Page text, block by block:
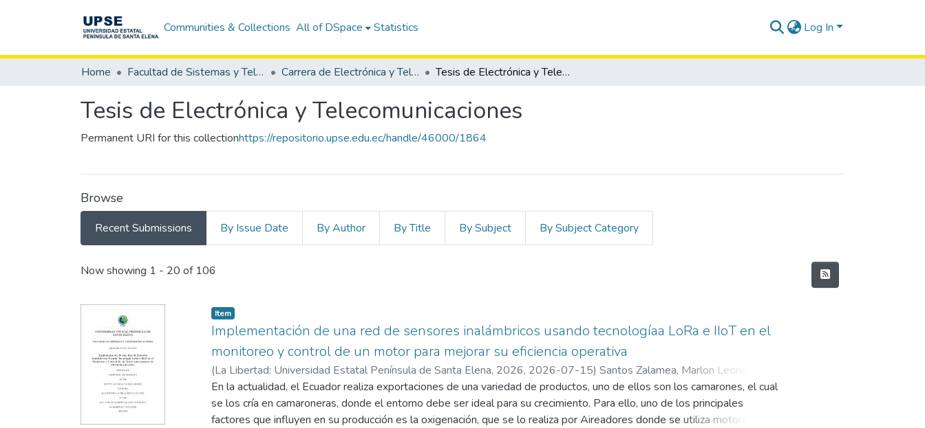
Communities & Collections All of DSpace Statistics Log In
Home Facultad de Sistemas y Telecomunicaciones Carrera de Electrónica y Telecomunicaciones Tesis de Electrónica y Telecomunicaciones
Tesis de Electrónica y Telecomunicaciones
Permanent URI for this collectionhttps://repositorio.upse.edu.ec/handle/46000/1864
Browse
Recent Submissions By Issue Date By Author By Title By Subject By Subject Category
Recent Submissions
Now showing 1 - 20 of 106
Item
Implementación de una red de sensores inalámbricos usando tecnologíaa LoRa e IIoT en el
monitoreo y control de un motor para mejorar su eficiencia operativa
(La Libertad: Universidad Estatal Península de Santa Elena, 2026, 2026-07-15) Santos Zalamea, Marlon Leonel
Saldaña Enderica, Carlos Alberto
En la actualidad, el Ecuador realiza exportaciones de una variedad de productos, uno de ellos son los camarones, el cual
se los cría en camaroneras, donde el entorno debe ser ideal para su crecimiento. Para ello, uno de los principales
factores que influyen en su producción es la oxigenación, que se lo realiza por Aireadores donde se utiliza motores